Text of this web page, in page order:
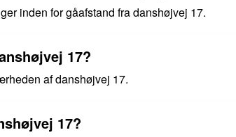
inden for gåafstand fra danshøjvej 17.
17?
af danshøjvej 17.
17?